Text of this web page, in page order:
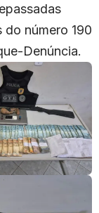
número 190
Denúncia.